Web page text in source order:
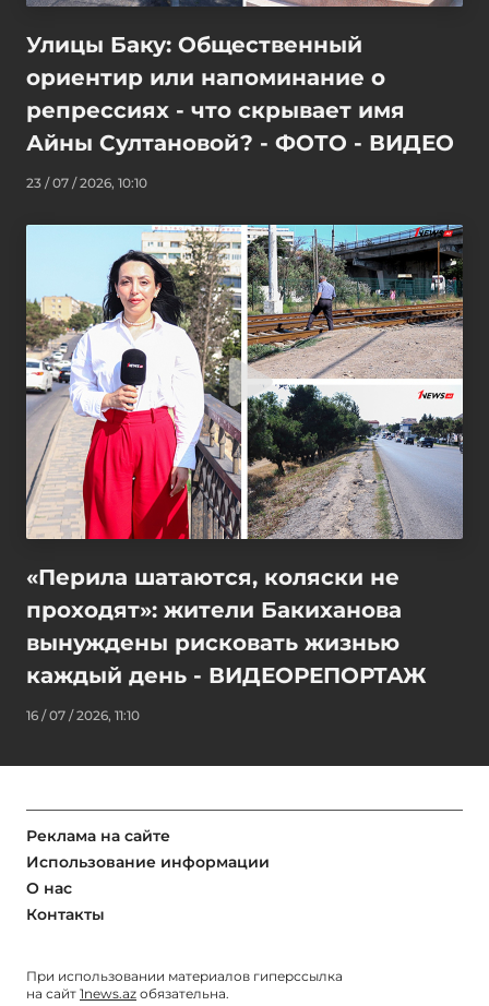
Улицы Баку: Общественный
ориентир или напоминание о
репрессиях - что скрывает имя
Айны Султановой? - ФОТО - ВИДЕО
23 / 07 / 2026, 10:10
«Перила шатаются, коляски не
проходят»: жители Бакиханова
вынуждены рисковать жизнью
каждый день - ВИДЕОРЕПОРТАЖ
16 / 07 / 2026, 11:10
Реклама на сайте
Использование информации
О нас
Контакты
При использовании материалов гиперссылка
на сайт 1news.az обязательна.